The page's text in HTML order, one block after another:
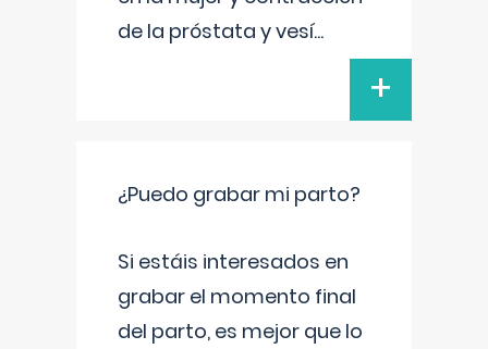
de la próstata y vesí...
+
¿Puedo grabar mi parto?
Si estáis interesados en
grabar el momento final
del parto, es mejor que lo